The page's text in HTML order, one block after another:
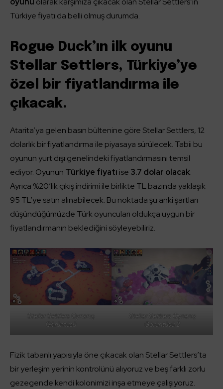
Türkiye fiyatı da belli olmuş durumda.
Rogue Duck’ın ilk oyunu
Stellar Settlers, Türkiye’ye
özel bir fiyatlandırma ile
çıkacak.
Atarita’ya gelen basın bültenine göre Stellar Settlers, 12
dolarlık bir fiyatlandırma ile piyasaya sürülecek. Tabii bu
oyunun yurt dışı genelindeki fiyatlandırmasını temsil
ediyor. Oyunun Türkiye fiyatı ise 3.7 dolar olacak.
Ayrıca %20’lik çıkış indirimi ile birlikte TL bazında yaklaşık
95 TL’ye satın alınabilecek. Bu noktada şu anki şartları
düşündüğümüzde Türk oyuncuları oldukça uygun bir
fiyatlandırmanın beklediğini söyleyebiliriz.
Stellar Settlers Oynanış
Görüntüsü
Stellar Settlers Oynanış
Görüntüsü 2
Fizik tabanlı yapısıyla öne çıkacak olan Stellar Settlers’ta
bir yerleşim yerinin kontrolünü alıyoruz ve beş farklı zorlu
gezegende kendi kolonimizi inşa etmeye çalışıyoruz.